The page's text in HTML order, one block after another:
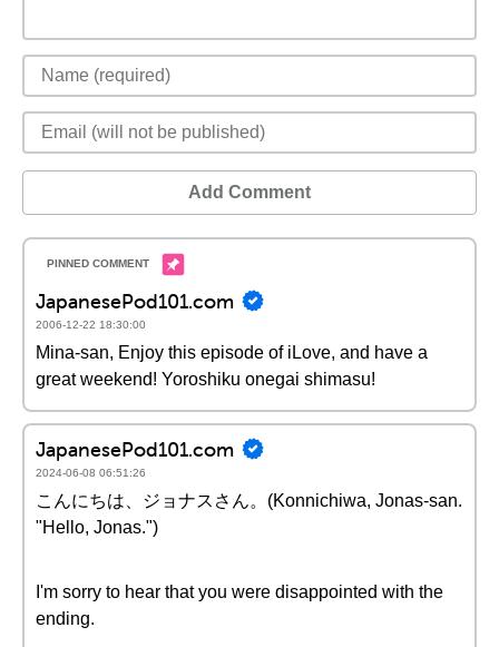
Add Comment
JapanesePod101.com
2006-12-22 18:30:00
Mina-san, Enjoy this episode of iLove, and have a
great weekend! Yoroshiku onegai shimasu!
JapanesePod101.com
2024-06-08 06:51:26
こんにちは、ジョナスさん。(Konnichiwa, Jonas-san.
"Hello, Jonas.")
I'm sorry to hear that you were disappointed with the
ending.